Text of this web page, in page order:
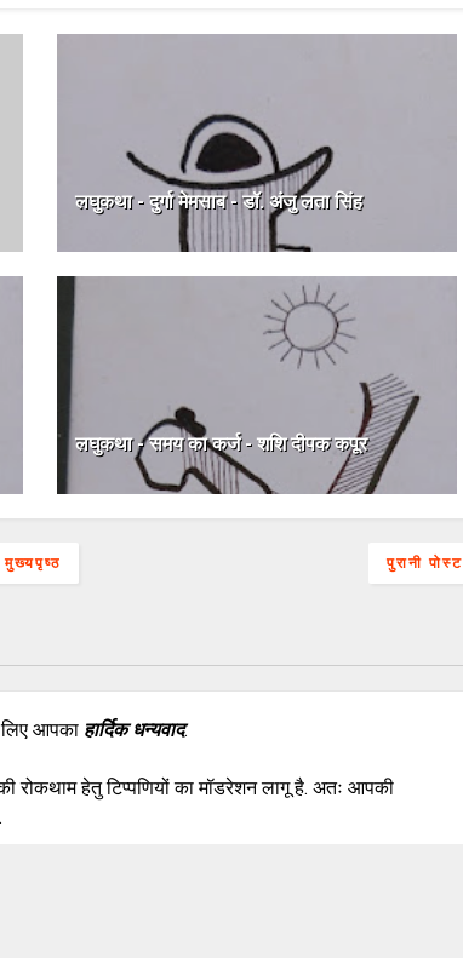
लघुकथा - दुर्गा मेमसाब - डॉ. अंजु लता सिंह
लघुकथा - समय का कर्ज - शशि दीपक कपूर
पुरानी पोस्ट
मुख्यपृष्ठ
आपका हार्दिक धन्यवाद.
रोकथाम हेतु टिप्पणियों का मॉडरेशन लागू है. अतः आपकी